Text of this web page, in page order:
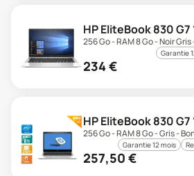
HP EliteBook 830 G7
256 Go - RAM 8 Go - Noir
Garantie
234€
HP EliteBook 830 G7
256 Go - RAM 8 Go - Gris -
Garantie 12 mois
257,50 €